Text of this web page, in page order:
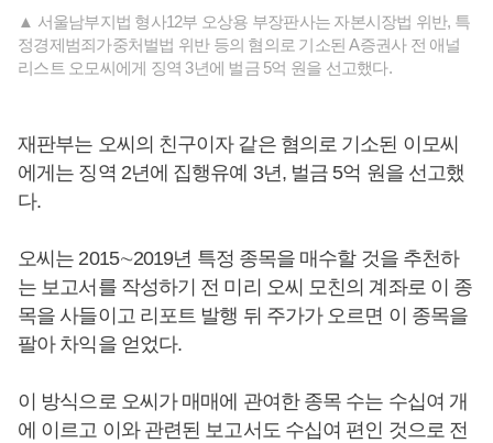
▲ 서울남부지법 형사12부 오상용 부장판사는 자본시장법 위반, 특
정경제범죄가중처벌법 위반 등의 혐의로 기소된 A증권사 전 애널
리스트 오모씨에게 징역 3년에 벌금 5억 원을 선고했다.
재판부는 오씨의 친구이자 같은 혐의로 기소된 이모씨
에게는 징역 2년에 집행유예 3년, 벌금 5억 원을 선고했
다.
오씨는 2015∼2019년 특정 종목을 매수할 것을 추천하
는 보고서를 작성하기 전 미리 오씨 모친의 계좌로 이 종
목을 사들이고 리포트 발행 뒤 주가가 오르면 이 종목을
팔아 차익을 얻었다.
이 방식으로 오씨가 매매에 관여한 종목 수는 수십여 개
에 이르고 이와 관련된 보고서도 수십여 편인 것으로 전